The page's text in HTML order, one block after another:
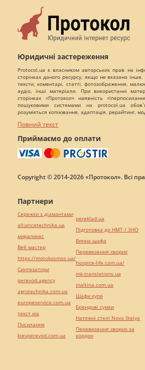
Юридичні застереження
Protocol.ua є власником авторських прав на
сторінках даного ресурсу, якщо не вказано
тексти, коментарі, статті, фотозображення,
аудіо, інші матеріали. При використанні
сторінках «Протокол» наявність
пошуковими системами на protocol.ua
розуміється копіювання, адаптація, рерайтинг,
Повний текст
Приймаємо до оплати
Copyright © 2014-2026 «Протокол». Всі
Партнери
Сережки з діамантами
alliancetechnika.ua
миралинкс
Веб мастер
https://motokosmos.ua/
Синтезатори
perevod.agency
agrotechnika.com.ua
europeservice.com.ua
текст юа
Посилання
kievperevod.com.ua
pereklad.ua
Підготовка до НМТ / ЗНО
Винна шафа
Перевезення хворих
hospice-life.com.ua/
mk-translations.ua
maltina.com.ua
Шафи купе
Брендові сумки
Натяжні стелі Nova Stelya
Перевезення хворих за
кордон